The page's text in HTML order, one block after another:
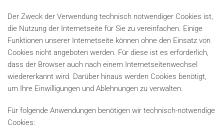
Der Zweck der Verwendung technisch notwendiger Cookies ist,
die Nutzung der Internetseite für Sie zu vereinfachen. Einige
Funktionen unserer Internetseite können ohne den Einsatz von
Cookies nicht angeboten werden. Für diese ist es erforderlich,
dass der Browser auch nach einem Internetseitenwechsel
wiedererkannt wird. Darüber hinaus werden Cookies benötigt,
um Ihre Einwilligungen und Ablehnungen zu verwalten.
Für folgende Anwendungen benötigen wir technisch-notwendige
Cookies: